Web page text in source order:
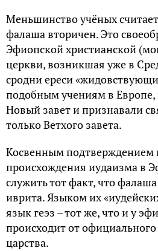
Меньшинство учёных
фалаша вторичен. Это
Эфиопской христианской
церкви, возникшая уже в
сродни ереси
подобным учениям в Европе,
Новый завет и признавали
только Ветхого завета.
Косвенным подтверждением
происхождения иудаизма в
служить тот факт, что
иврита. Языком их
язык геэз – тот же, что и у
происходит от
царства.